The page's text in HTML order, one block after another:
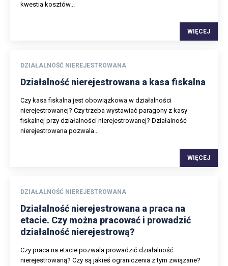
kwestia kosztów...
WIĘCEJ
DZIAŁALNOŚĆ NIEREJESTROWANA
Działalność nierejestrowana a kasa fiskalna
Czy kasa fiskalna jest obowiązkowa w działalności
nierejestrowanej? Czy trzeba wystawiać paragony z kasy
fiskalnej przy działalności nierejestrowanej? Działalność
nierejestrowana pozwala...
WIĘCEJ
DZIAŁALNOŚĆ NIEREJESTROWANA
Działalność nierejestrowana a praca na
etacie. Czy można pracować i prowadzić
działalność nierejestrową?
Czy praca na etacie pozwala prowadzić działalność
nierejestrowaną? Czy są jakieś ograniczenia z tym związane?